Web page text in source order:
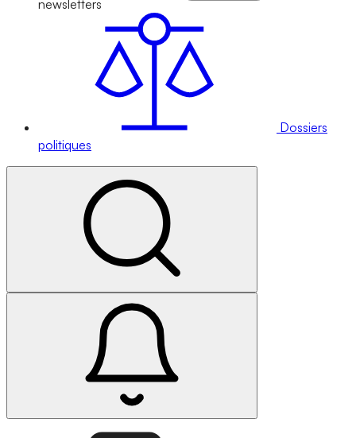
newsletters
Dossiers
politiques